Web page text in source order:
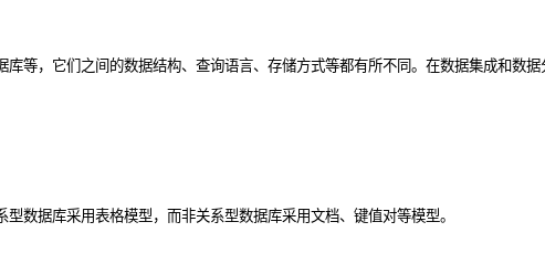
等，它们之间的数据结构、查询语言、存储方式等都有所不同。在数据集成和数
数据库采用表格模型，而非关系型数据库采用文档、键值对等模型。